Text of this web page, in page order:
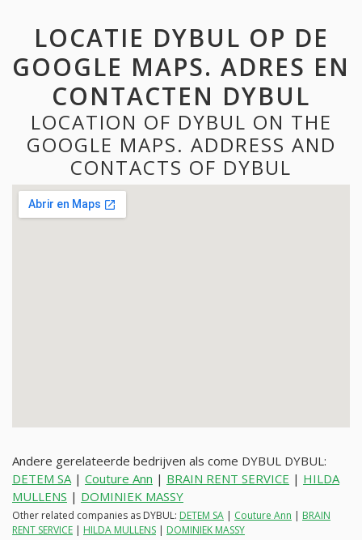
LOCATIE DYBUL OP DE
GOOGLE MAPS. ADRES EN
CONTACTEN DYBUL
LOCATION OF DYBUL ON THE
GOOGLE MAPS. ADDRESS AND
CONTACTS OF DYBUL
Andere gerelateerde bedrijven als come DYBUL DYBUL:
DETEM SA| Couture Ann | BRAIN RENT SERVICE | HILDA
MULLENS | DOMINIEK MASSY
Other related companies as DYBUL: DETEM SA | Couture Ann | BRAIN
RENT SERVICE | HILDA MULLENS | DOMINIEK MASSY